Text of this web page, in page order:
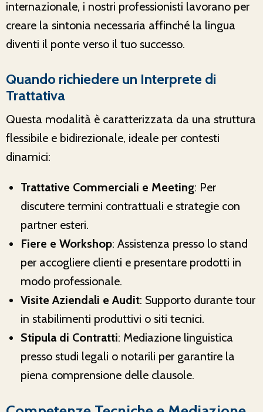
internazionale, i nostri professionisti lavorano per
creare la sintonia necessaria affinché la lingua
diventi il ponte verso il tuo successo.
Quando richiedere un Interprete di
Trattativa
Questa modalità è caratterizzata da una struttura
flessibile e bidirezionale, ideale per contesti
dinamici:
Trattative Commerciali e Meeting: Per
discutere termini contrattuali e strategie con
partner esteri.
Fiere e Workshop: Assistenza presso lo stand
per accogliere clienti e presentare prodotti in
modo professionale.
Visite Aziendali e Audit: Supporto durante tour
in stabilimenti produttivi o siti tecnici.
Stipula di Contratti: Mediazione linguistica
presso studi legali o notarili per garantire la
piena comprensione delle clausole.